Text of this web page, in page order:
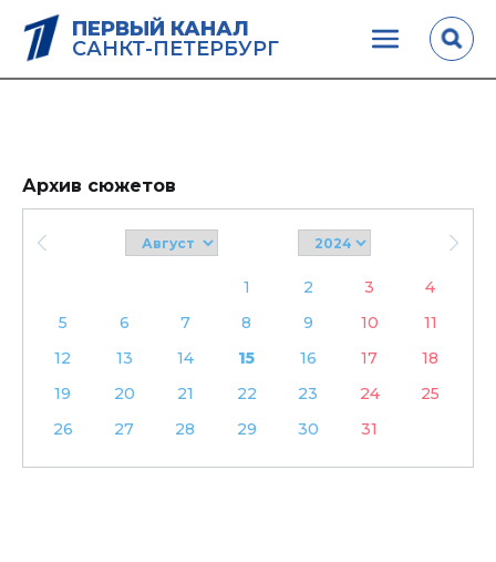
ПЕРВЫЙ КАНАЛ
САНКТ-ПЕТЕРБУРГ
Архив сюжетов
1 2 3
4
5
6 7 8 9 10
11
12
13 14 15 16 17
18
19
20 21 22 23 24
25
26
27 28 29 30 31